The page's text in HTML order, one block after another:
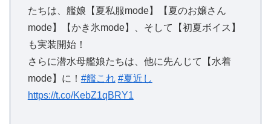
たちは、艦娘【夏私服mode】【夏のお嬢さん
mode】【かき氷mode】、そして【初夏ボイス】
も実装開始！
さらに潜水母艦娘たちは、他に先んじて【水着
mode】に！ #艦これ #夏近し
https://t.co/KebZ1qBRY1